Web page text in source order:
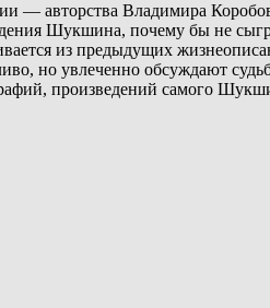
— авторства Владимира
Шукшина, почему бы не
из предыдущих
но увлеченно обсуждают
произведений самого